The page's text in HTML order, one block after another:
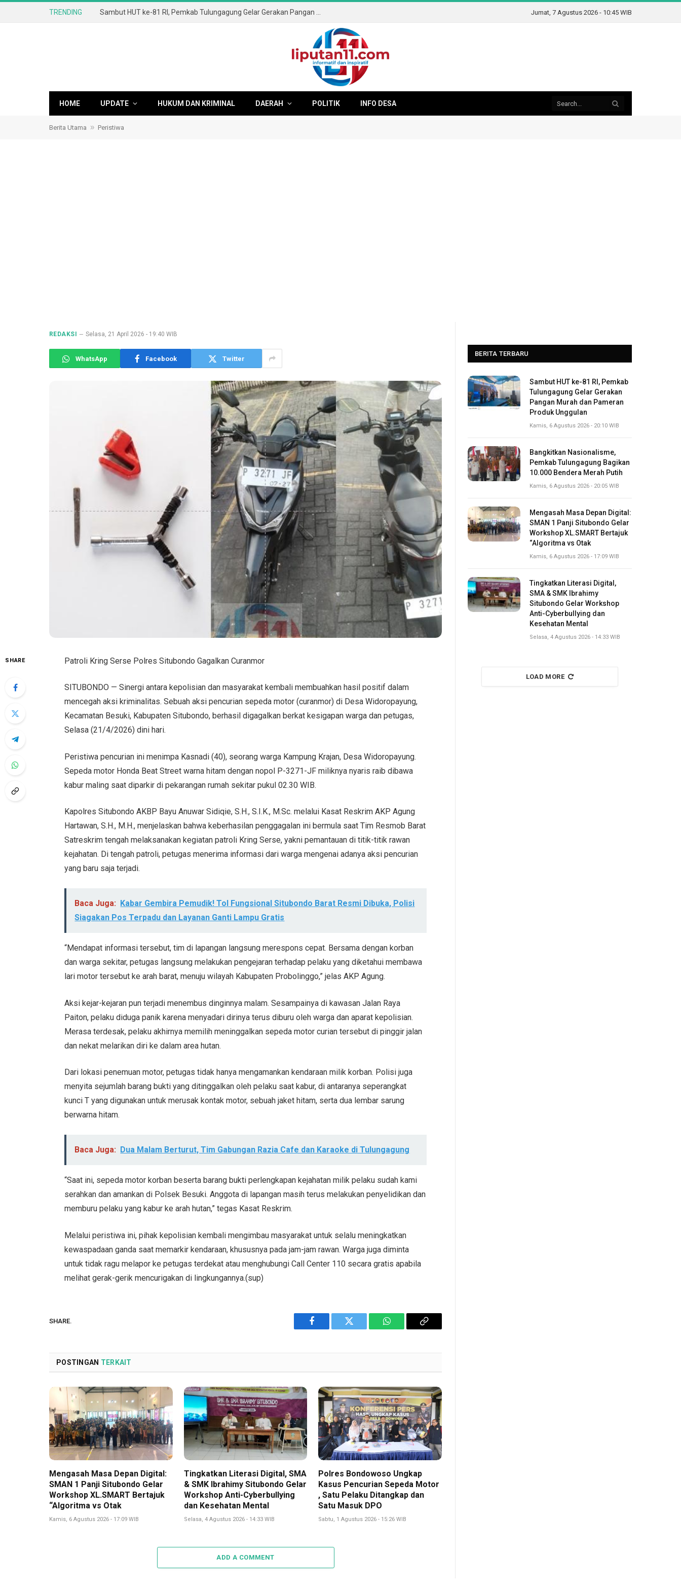
TRENDING Jumat, 7 Agustus 2026 - 10:45 WIB
HOME UPDATE HUKUM DAN KRIMINAL DAERAH POLITIK INFO DESA
Berita Utama » Peristiwa
REDAKSI Selasa, 21 April 2026 - 19:40 WIB
WhatsApp Facebook Twitter
SHARE Patroli Kring Serse Polres Situbondo Gagalkan Curanmor
SITUBONDO — Sinergi antara kepolisian dan masyarakat kembali membuahkan hasil positif dalam
mencegah aksi kriminalitas. Sebuah aksi pencurian sepeda motor (curanmor) di Desa Widoropayung,
Kecamatan Besuki, Kabupaten Situbondo, berhasil digagalkan berkat kesigapan warga dan petugas,
Selasa (21/4/2026) dini hari.
Peristiwa pencurian ini menimpa Kasnadi (40), seorang warga Kampung Krajan, Desa Widoropayung.
Sepeda motor Honda Beat Street warna hitam dengan nopol P-3271-JF miliknya nyaris raib dibawa
kabur maling saat diparkir di pekarangan rumah sekitar pukul 02.30 WIB.
Kapolres Situbondo AKBP Bayu Anuwar Sidiqie, S.H., S.I.K., M.Sc. melalui Kasat Reskrim AKP Agung
Hartawan, S.H., M.H., menjelaskan bahwa keberhasilan penggagalan ini bermula saat Tim Resmob Barat
Satreskrim tengah melaksanakan kegiatan patroli Kring Serse, yakni pemantauan di titik-titik rawan
kejahatan. Di tengah patroli, petugas menerima informasi dari warga mengenai adanya aksi pencurian
yang baru saja terjadi.
Baca Juga: Kabar Gembira Pemudik! Tol Fungsional Situbondo Barat Resmi Dibuka, Polisi
Siagakan Pos Terpadu dan Layanan Ganti Lampu Gratis
“Mendapat informasi tersebut, tim di lapangan langsung merespons cepat. Bersama dengan korban
dan warga sekitar, petugas langsung melakukan pengejaran terhadap pelaku yang diketahui membawa
lari motor tersebut ke arah barat, menuju wilayah Kabupaten Probolinggo,” jelas AKP Agung.
Aksi kejar-kejaran pun terjadi menembus dinginnya malam. Sesampainya di kawasan Jalan Raya
Paiton, pelaku diduga panik karena menyadari dirinya terus diburu oleh warga dan aparat kepolisian.
Merasa terdesak, pelaku akhirnya memilih meninggalkan sepeda motor curian tersebut di pinggir jalan
dan nekat melarikan diri ke dalam area hutan.
Dari lokasi penemuan motor, petugas tidak hanya mengamankan kendaraan milik korban. Polisi juga
menyita sejumlah barang bukti yang ditinggalkan oleh pelaku saat kabur, di antaranya seperangkat
kunci T yang digunakan untuk merusak kontak motor, sebuah jaket hitam, serta dua lembar sarung
berwarna hitam.
Baca Juga: Dua Malam Berturut, Tim Gabungan Razia Cafe dan Karaoke di Tulungagung
“Saat ini, sepeda motor korban beserta barang bukti perlengkapan kejahatan milik pelaku sudah kami
serahkan dan amankan di Polsek Besuki. Anggota di lapangan masih terus melakukan penyelidikan dan
memburu pelaku yang kabur ke arah hutan,” tegas Kasat Reskrim.
Melalui peristiwa ini, pihak kepolisian kembali mengimbau masyarakat untuk selalu meningkatkan
kewaspadaan ganda saat memarkir kendaraan, khususnya pada jam-jam rawan. Warga juga diminta
untuk tidak ragu melapor ke petugas terdekat atau menghubungi Call Center 110 secara gratis apabila
melihat gerak-gerik mencurigakan di lingkungannya.(sup)
SHARE.
Facebook Twitter WhatsAppCopy
POSTINGAN TERKAIT
Mengasah Masa Depan Digital:
SMAN 1 Panji Situbondo Gelar
Workshop XL.SMART Bertajuk
“Algoritma vs Otak
Kamis, 6 Agustus 2026 - 17:09 WIB
Tingkatkan Literasi Digital, SMA
& SMK Ibrahimy Situbondo Gelar
Workshop Anti-Cyberbullying
dan Kesehatan Mental
Selasa, 4 Agustus 2026 - 14:33 WIB
Polres Bondowoso Ungkap
Kasus Pencurian Sepeda Motor
, Satu Pelaku Ditangkap dan
Satu Masuk DPO
Sabtu, 1 Agustus 2026 - 15:26 WIB
ADD A COMMENT
BERITA TERBARU
Sambut HUT ke-81 RI, Pemkab
Tulungagung Gelar Gerakan
Pangan Murah dan Pameran
Produk Unggulan
Kamis, 6 Agustus 2026 - 20:10 WIB
Bangkitkan Nasionalisme,
Pemkab Tulungagung Bagikan
10.000 Bendera Merah Putih
Kamis, 6 Agustus 2026 - 20:05 WIB
Mengasah Masa Depan Digital:
SMAN 1 Panji Situbondo Gelar
Workshop XL.SMART Bertajuk
“Algoritma vs Otak
Kamis, 6 Agustus 2026 - 17:09 WIB
Tingkatkan Literasi Digital,
SMA & SMK Ibrahimy
Situbondo Gelar Workshop
Anti-Cyberbullying dan
Kesehatan Mental
Selasa, 4 Agustus 2026 - 14:33 WIB
LOAD MORE